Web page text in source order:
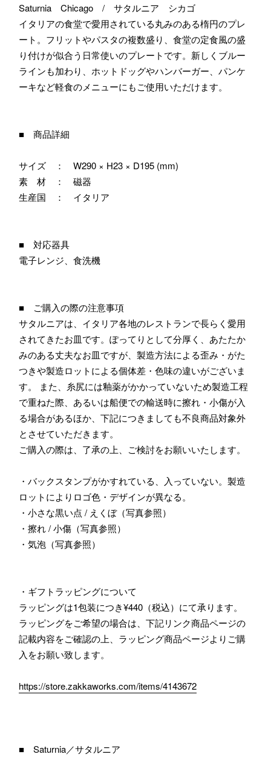
Saturnia Chicago / サタルニア シカゴ
イタリアの食堂で愛用されている丸みのある楕円のプレ
ート。フリットやパスタの複数盛り、食堂の定食風の盛
り付けが似合う日常使いのプレートです。新しくブルー
ラインも加わり、ホットドッグやハンバーガー、パンケ
ーキなど軽食のメニューにもご使用いただけます。
■ 商品詳細
サイズ ： W290 × H23 × D195 (mm)
素 材 ： 磁器
生産国 ： イタリア
■ 対応器具
電子レンジ、食洗機
■ ご購入の際の注意事項
サタルニアは、イタリア各地のレストランで長らく愛用
されてきたお皿です。ぽってりとして分厚く、あたたか
みのある丈夫なお皿ですが、製造方法による歪み・がた
つきや製造ロットによる個体差・色味の違いがございま
す。 また、糸尻には釉薬がかかっていないため製造工程
で重ねた際、あるいは船便での輸送時に擦れ・小傷が入
る場合があるほか、下記につきましても不良商品対象外
とさせていただきます。
ご購入の際は、了承の上、ご検討をお願いいたします。
・バックスタンプがかすれている、入っていない。製造
ロットによりロゴ色・デザインが異なる。
・小さな黒い点 / えくぼ（写真参照）
・擦れ / 小傷（写真参照）
・気泡（写真参照）
・ギフトラッピングについて
ラッピングは1包装につき¥440（税込）にて承ります。
ラッピングをご希望の場合は、下記リンク商品ページの
記載内容をご確認の上、ラッピング商品ページよりご購
入をお願い致します。
https://store.zakkaworks.com/items/4143672
■ Saturnia／サタルニア